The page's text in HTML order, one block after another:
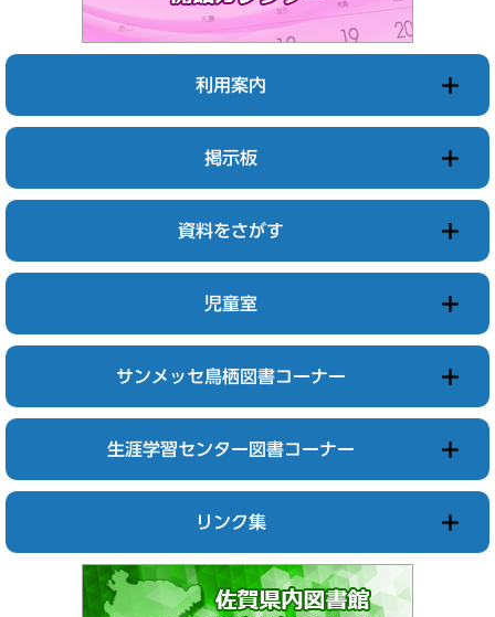
利用案内
掲示板
資料をさがす
児童室
サンメッセ鳥栖図書コーナー
生涯学習センター図書コーナー
リンク集